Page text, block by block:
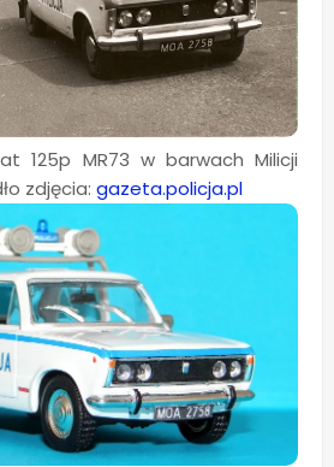
125p MR73 w barwach Milicji
zdjęcia: gazeta.policja.pl